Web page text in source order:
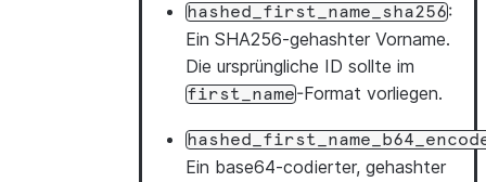
hashed_first_name_sha256:
Ein SHA256-gehashter Vorname.
Die ursprüngliche ID sollte im
first_name-Format vorliegen.
Ein base64-codierter, gehashter